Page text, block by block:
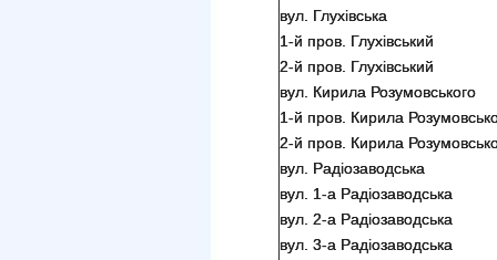
вул. Глухівська
1-й пров. Глухівський
2-й пров. Глухівський
вул. Кирила Розумовського
1-й пров. Кирила
2-й пров. Кирила
вул. Радіозаводська
вул. 1-а Радіозаводська
вул. 2-а Радіозаводська
вул. 3-а Радіозаводська